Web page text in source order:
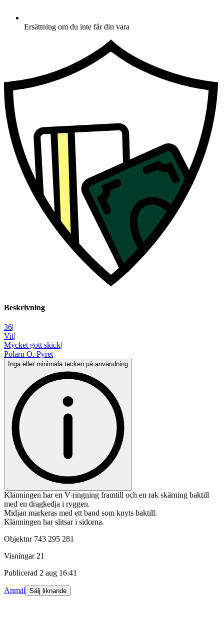
Ersättning om du inte får din vara
Beskrivning
36|
Vit|
Mycket gott skick|
Polarn O. Pyret
Inga eller minimala tecken på användning
Klänningen har en V-ringning framtill och en rak skärning baktill
med en dragkedja i ryggen.
Midjan markeras med ett band som knyts baktill.
Klänningen har slitsar i sidorna.
Objektnr 743 295 281
Visningar 21
Publicerad 2 aug 16:41
Anmäl Sälj liknande